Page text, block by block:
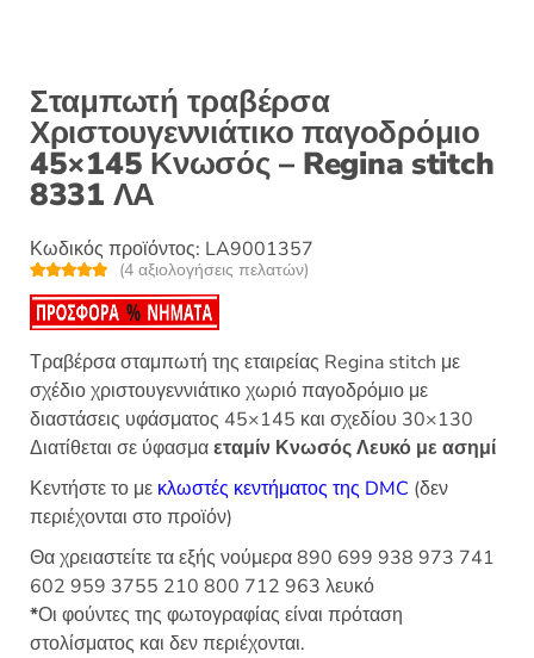
Σταμπωτή τραβέρσα
Χριστουγεννιάτικο παγοδρόμιο
45×145 Κνωσός – Regina stitch
8331 ΛΑ
Κωδικός προϊόντος: LA9001357
Βαθμολογή
θηκε με5.00
από 5 με
βάση
4
πελάτη
(4 αξιολογήσεις πελατών)
Τραβέρσα σταμπωτή της εταιρείας Regina stitch με
σχέδιο χριστουγεννιάτικο χωριό παγοδρόμιο με
διαστάσεις υφάσματος 45×145 και σχεδίου 30×130
Διατίθεται σε ύφασμαεταμίν Κνωσός Λευκό με ασημί
Κεντήστε το με κλωστές κεντήματος της DMC (δεν
περιέχονται στο προϊόν)
Θα χρειαστείτε τα εξής νούμερα 890 699 938 973 741
602 959 3755 210 800 712 963 λευκό
*Οι φούντες της φωτογραφίας είναι πρόταση
στολίσματος και δεν περιέχονται.